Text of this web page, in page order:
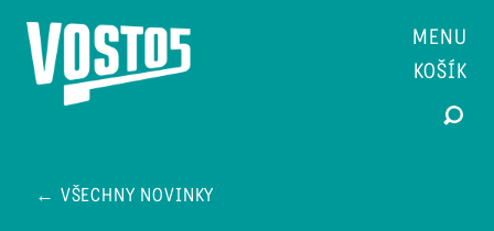
MENU
KOŠÍK
← VŠECHNY NOVINKY